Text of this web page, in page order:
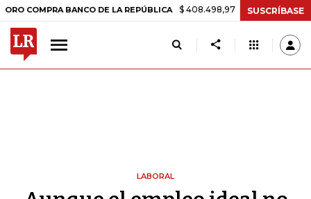
BANCO DE LA REPÚBLICA $ 408.498,97 +$ 8.753,81 +2,19%
SUSCRÍBASE
LABORAL